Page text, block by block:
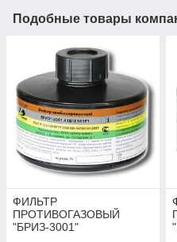
Подобные товары
ФИЛЬТР
ПРОТИВОГАЗОВЫЙ
"БРИЗ-3001"